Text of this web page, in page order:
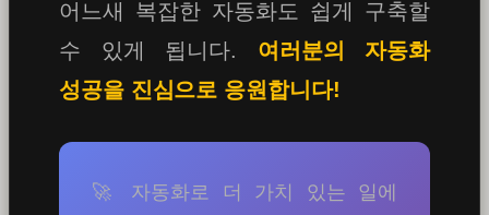
어느새 복잡한 자동화도 쉽게 구축할
수 있게 됩니다. 여러분의 자동화
성공을 진심으로 응원합니다!
🚀 자동화로 더 가치 있는 일에